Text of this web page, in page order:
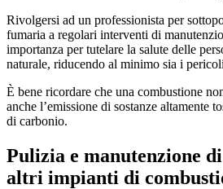
Rivolgersi ad un professionista per
fumaria a regolari interventi di
importanza per tutelare la salute delle
naturale, riducendo al minimo sia i
È bene ricordare che una combustione
anche l’emissione di sostanze altamente
di carbonio.
Pulizia e manutenzione
altri impianti di